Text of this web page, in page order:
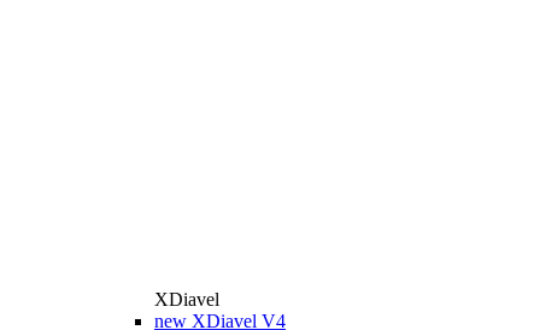
XDiavel
new XDiavel V4